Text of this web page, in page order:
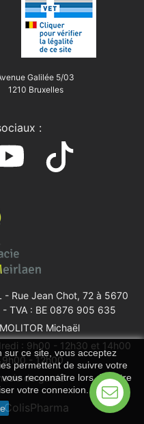
sur ce site, vous acceptez
permettent de suivre votre
reconnaître lors de votre
votre connexion.
Galilée 5/03
1210 Bruxelles
:
- Rue Jean Chot, 72 à 5670
TVA : BE 0876 905 635
Michaël
: 9h00 - 12h30 et 14h00
- 12h00
de garde